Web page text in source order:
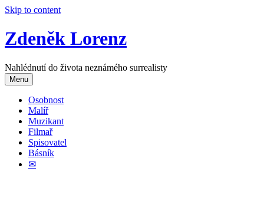
Skip to content
Zdeněk Lorenz
Nahlédnutí do života neznámého surrealisty
Menu
Osobnost
Malíř
Muzikant
Filmař
Spisovatel
Básník
✉